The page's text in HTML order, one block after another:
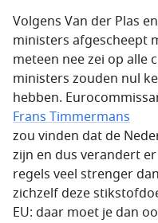
Volgens Van der Plas
ministers afgescheept
meteen nee zei op alle
ministers zouden nul
hebben.
Frans Timmermans
zou vinden dat de
zijn en dus verandert
regels veel strenger
zichzelf deze
EU: daar moet je dan